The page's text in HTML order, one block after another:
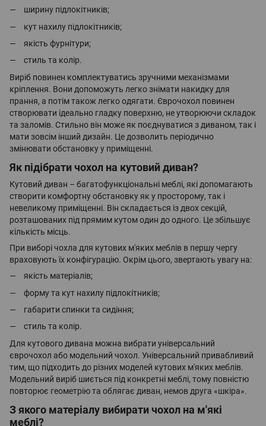
ширину підлокітників;
кут нахилу підлокітників;
якість фурнітури;
стиль та колір.
Виріб повинен комплектуватись зручними механізмами
кріплення. Вони допоможуть легко знімати накидку для
прання, а потім також легко одягати. Єврочохол повинен
створювати ідеально гладку поверхню, не утворюючи складок
та заломів. Стильно він може як поєднуватися з диваном, так і
мати зовсім інший дизайн. Це дозволить періодично
змінювати обстановку у приміщенні.
Як підібрати чохол на кутовий диван?
Кутовий диван – багатофункціональні меблі, які допомагають
створити комфортну обстановку як у просторому, так і
невеликому приміщенні. Він складається із двох секцій,
розташованих під прямим кутом один до одного. Це збільшує
кількість місць.
При виборі чохла для кутових м'яких меблів в першу чергу
враховують їх конфігурацію. Окрім цього, звертають увагу на:
якість матеріалів;
форму та кут нахилу підлокітників;
габарити спинки та сидіння;
стиль та колір.
Для кутового дивана можна вибрати універсальний
єврочохол або модельний чохол. Універсальний привабливий
тим, що підходить до різних моделей кутових м'яких меблів.
Модельний виріб шиється під конкретні меблі, тому повністю
повторює геометрію та облягає диван, немов друга «шкіра».
З якого матеріалу вибирати чохол на м'які
меблі?